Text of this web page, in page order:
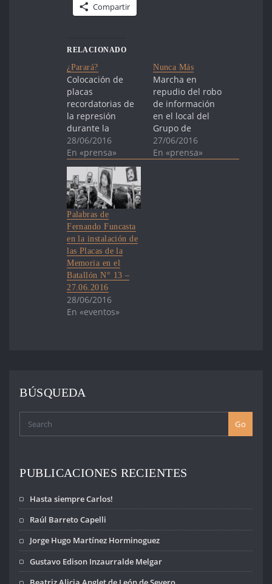
Compartir
RELACIONADO
¿Parará?
Colocación de
placas
recordatorias de
la represión
durante la
dictadura, ayer,
en el Batallón Nº
13 de Infantería.
Foto: Pablo Vignali
¿Parará? A 43
años del Golpe de
Estado, se
colocaron placas
de la memoria en
lugares donde
funcionaron
centros
clandestinos de
detención. A
impulso de
28/06/2016
En «prensa»
Nunca Más
Marcha en
repudio del robo
de información
en el local del
Grupo de
Investigación en
Arqueología
27/06/2016
En «prensa»
Palabras de
Fernando Funcasta
en la instalación de
las Placas de la
Memoria en el
Batallón N° 13 –
27.06.2016
28/06/2016
En «eventos»
BÚSQUEDA
Go
PUBLICACIONES RECIENTES
Hasta siempre Carlos!
Raúl Barreto Capelli
Jorge Hugo Martínez Horminoguez
Gustavo Edison Inzaurralde Melgar